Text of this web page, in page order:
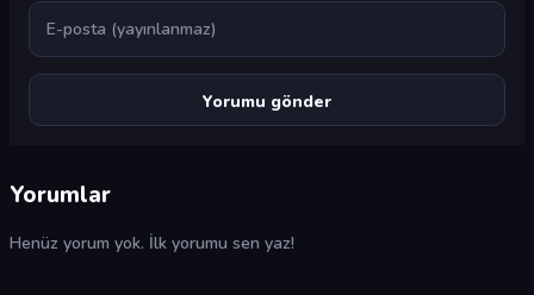
E-posta
Yorumlar
Henüz yorum yok. İlk yorumu sen yaz!